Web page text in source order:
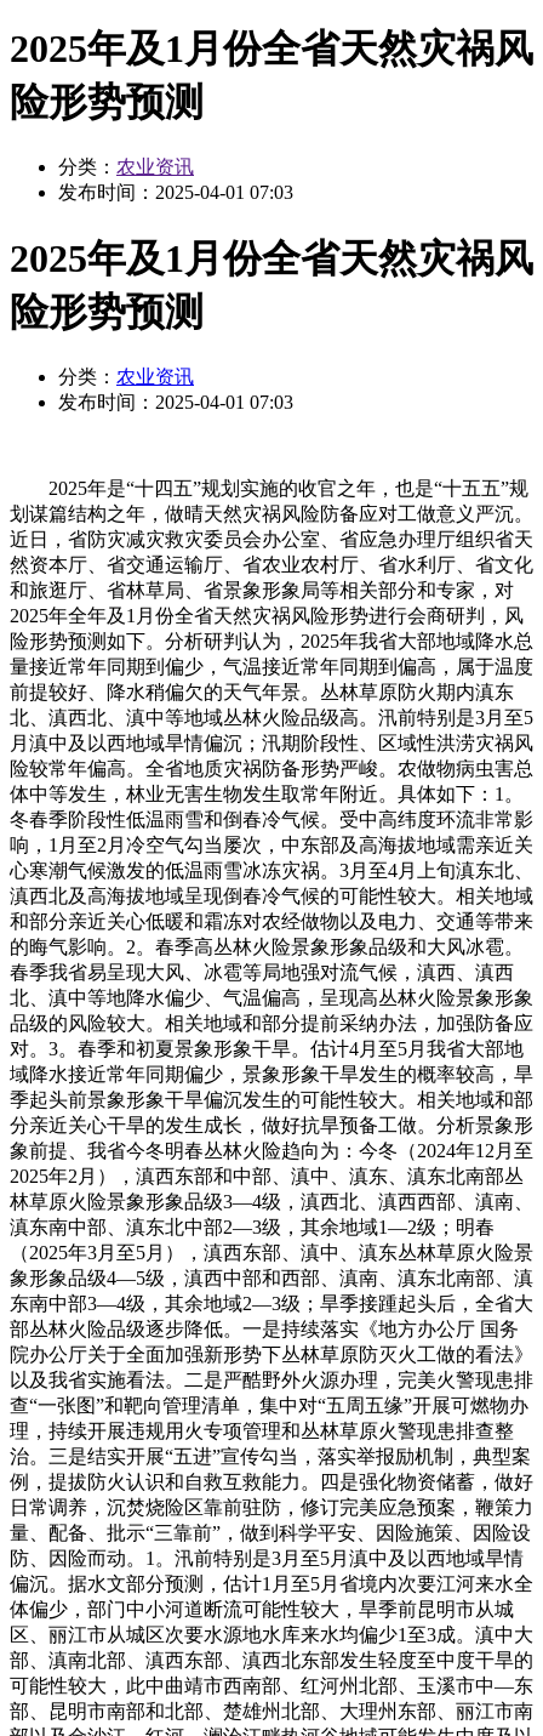
2025年及1月份全省天然灾祸风
险形势预测
分类： 农业资讯
发布时间： 2025-04-01 07:03
2025年及1月份全省天然灾祸风
险形势预测
分类： 农业资讯
发布时间： 2025-04-01 07:03
2025年是“十四五”规划实施的收官之年，也是“十五五”规
划谋篇结构之年，做晴天然灾祸风险防备应对工做意义严沉。
近日，省防灾减灾救灾委员会办公室、省应急办理厅组织省天
然资本厅、省交通运输厅、省农业农村厅、省水利厅、省文化
和旅逛厅、省林草局、省景象形象局等相关部分和专家，对
2025年全年及1月份全省天然灾祸风险形势进行会商研判，风
险形势预测如下。分析研判认为，2025年我省大部地域降水总
量接近常年同期到偏少，气温接近常年同期到偏高，属于温度
前提较好、降水稍偏欠的天气年景。丛林草原防火期内滇东
北、滇西北、滇中等地域丛林火险品级高。汛前特别是3月至5
月滇中及以西地域旱情偏沉；汛期阶段性、区域性洪涝灾祸风
险较常年偏高。全省地质灾祸防备形势严峻。农做物病虫害总
体中等发生，林业无害生物发生取常年附近。具体如下：1。
冬春季阶段性低温雨雪和倒春冷气候。受中高纬度环流非常影
响，1月至2月冷空气勾当屡次，中东部及高海拔地域需亲近关
心寒潮气候激发的低温雨雪冰冻灾祸。3月至4月上旬滇东北、
滇西北及高海拔地域呈现倒春冷气候的可能性较大。相关地域
和部分亲近关心低暖和霜冻对农经做物以及电力、交通等带来
的晦气影响。2。春季高丛林火险景象形象品级和大风冰雹。
春季我省易呈现大风、冰雹等局地强对流气候，滇西、滇西
北、滇中等地降水偏少、气温偏高，呈现高丛林火险景象形象
品级的风险较大。相关地域和部分提前采纳办法，加强防备应
对。3。春季和初夏景象形象干旱。估计4月至5月我省大部地
域降水接近常年同期偏少，景象形象干旱发生的概率较高，旱
季起头前景象形象干旱偏沉发生的可能性较大。相关地域和部
分亲近关心干旱的发生成长，做好抗旱预备工做。分析景象形
象前提、我省今冬明春丛林火险趋向为：今冬（2024年12月至
2025年2月），滇西东部和中部、滇中、滇东、滇东北南部丛
林草原火险景象形象品级3—4级，滇西北、滇西西部、滇南、
滇东南中部、滇东北中部2—3级，其余地域1—2级；明春
（2025年3月至5月），滇西东部、滇中、滇东丛林草原火险景
象形象品级4—5级，滇西中部和西部、滇南、滇东北南部、滇
东南中部3—4级，其余地域2—3级；旱季接踵起头后，全省大
部丛林火险品级逐步降低。一是持续落实《地方办公厅 国务
院办公厅关于全面加强新形势下丛林草原防灭火工做的看法》
以及我省实施看法。二是严酷野外火源办理，完美火警现患排
查“一张图”和靶向管理清单，集中对“五周五缘”开展可燃物办
理，持续开展违规用火专项管理和丛林草原火警现患排查整
治。三是结实开展“五进”宣传勾当，落实举报励机制，典型案
例，提拔防火认识和自救互救能力。四是强化物资储蓄，做好
日常调养，沉焚烧险区靠前驻防，修订完美应急预案，鞭策力
量、配备、批示“三靠前”，做到科学平安、因险施策、因险设
防、因险而动。1。汛前特别是3月至5月滇中及以西地域旱情
偏沉。据水文部分预测，估计1月至5月省境内次要江河来水全
体偏少，部门中小河道断流可能性较大，旱季前昆明市从城
区、丽江市从城区次要水源地水库来水均偏少1至3成。滇中大
部、滇南北部、滇西东部、滇西北东部发生轻度至中度干旱的
可能性较大，此中曲靖市西南部、红河州北部、玉溪市中—东
部、昆明市南部和北部、楚雄州北部、大理州东部、丽江市南